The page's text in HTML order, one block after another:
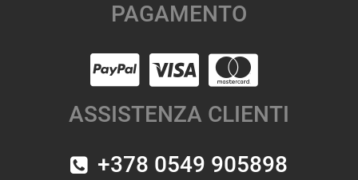
PAGAMENTO
ASSISTENZA CLIENTI
+378 0549 905898